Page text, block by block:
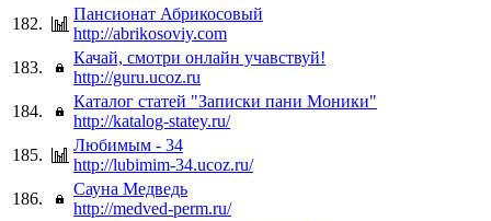
182.
Пансионат Абрикосовый
http://abrikosoviy.com
183.
Качай, смотри онлайн учавствуй!
http://guru.ucoz.ru
184.
Каталог статей "Записки пани Моники"
http://katalog-statey.ru/
185.
Любимым - 34
http://lubimim-34.ucoz.ru/
186.
Сауна Медведь
http://medved-perm.ru/